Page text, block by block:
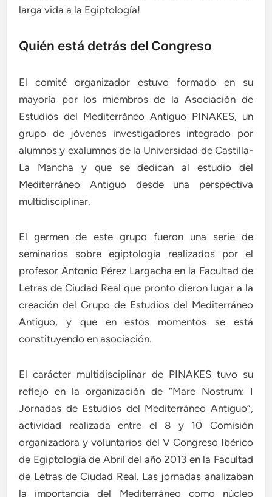
larga vida a la Egiptología!
Quién está detrás del Congreso
El comité organizador estuvo formado en su
mayoría por los miembros de la Asociación de
Estudios del Mediterráneo Antiguo PINAKES, un
grupo de jóvenes investigadores integrado por
alumnos y exalumnos de la Universidad de Castilla-
La Mancha y que se dedican al estudio del
Mediterráneo Antiguo desde una perspectiva
multidisciplinar.
El germen de este grupo fueron una serie de
seminarios sobre egiptología realizados por el
profesor Antonio Pérez Largacha en la Facultad de
Letras de Ciudad Real que pronto dieron lugar a la
creación del Grupo de Estudios del Mediterráneo
Antiguo, y que en estos momentos se está
constituyendo en asociación.
El carácter multidisciplinar de PINAKES tuvo su
reflejo en la organización de “Mare Nostrum: I
Jornadas de Estudios del Mediterráneo Antiguo”,
actividad realizada entre el 8 y 10 Comisión
organizadora y voluntarios del V Congreso Ibérico
de Egiptología de Abril del año 2013 en la Facultad
de Letras de Ciudad Real. Las jornadas analizaban
la importancia del Mediterráneo como núcleo